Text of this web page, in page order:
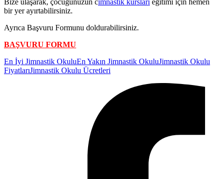
Bize ulaşarak, çocuğunuzun cimnastik kursları eğitimi için hemen
bir yer ayırtabilirsiniz.
Ayrıca Başvuru Formunu doldurabilirsiniz.
BAŞVURU FORMU
Etiketler:
En İyi Jimnastik OkuluEn Yakın Jimnastik OkuluJimnastik Okulu
FiyatlarıJimnastik Okulu Ücretleri